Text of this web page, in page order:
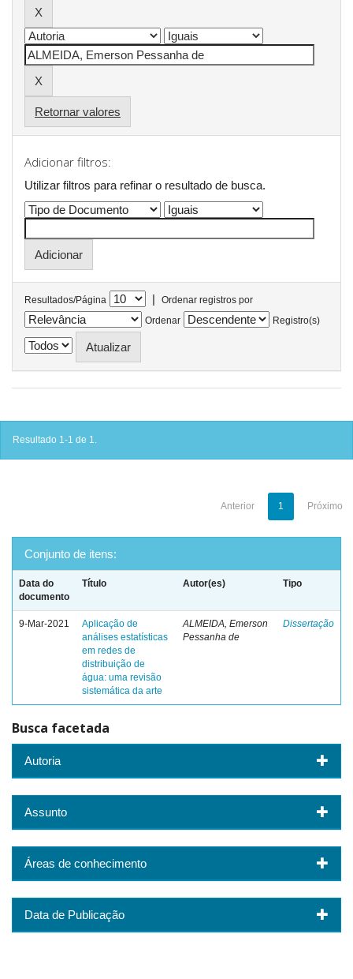
Retornar valores
Adicionar filtros:
Utilizar filtros para refinar o resultado de busca.
Resultados/Página |
Ordenar registros por
Ordenar
Registro(s)
Resultado 1-1 de 1.
Anterior 1 Próximo
Conjunto de itens:
Data do
documento
Título Autor(es) Tipo
9-Mar-2021
Aplicação de
análises estatísticas
em redes de
distribuição de
água: uma revisão
sistemática da arte
ALMEIDA, Emerson
Pessanha de
Dissertação
Busca facetada
Autoria
Assunto
Áreas de conhecimento
Data de Publicação